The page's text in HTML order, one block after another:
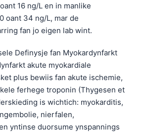
16 ng/L en in manlike
oant 34 ng/L, mar de
fan jo eigen lab wint.
Definysje fan Myokardynfarkt
akute myokardiale
plus bewiis fan akute ischemie,
ferhege troponin (Thygesen et
is wichtich: myokarditis,
nierfalen,
yntinse duorsume ynspannings